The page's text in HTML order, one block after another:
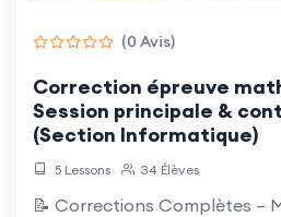
(0 Avis)
Correction épreuve
Session principale &
(Section Informatique)
5 Lessons 34 Élèves
📝 Corrections Complètes –